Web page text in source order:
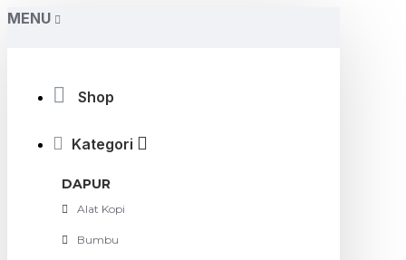
MENU
Shop
Kategori
DAPUR
Alat Kopi
Bumbu